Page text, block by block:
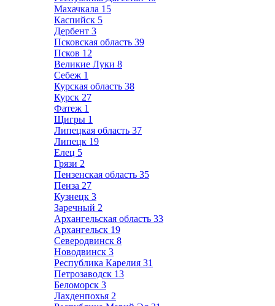
Махачкала 15
Каспийск 5
Дербент 3
Псковская область 39
Псков 12
Великие Луки 8
Себеж 1
Курская область 38
Курск 27
Фатеж 1
Щигры 1
Липецкая область 37
Липецк 19
Елец 5
Грязи 2
Пензенская область 35
Пенза 27
Кузнецк 3
Заречный 2
Архангельская область 33
Архангельск 19
Северодвинск 8
Новодвинск 3
Республика Карелия 31
Петрозаводск 13
Беломорск 3
Лахденпохья 2